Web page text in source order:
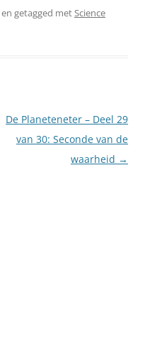
en getagged metScience
De Planeteneter – Deel 29
van 30: Seconde van de
waarheid →